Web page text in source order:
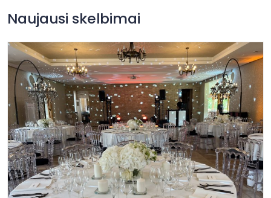
Naujausi skelbimai